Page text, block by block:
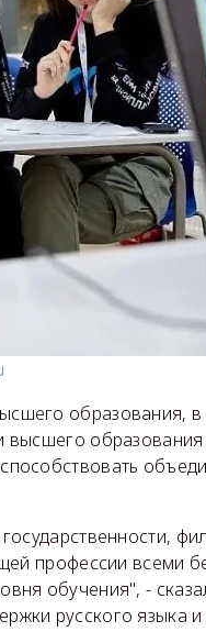
образования, в
высшего
профессии всеми
обучения", -
русского языка